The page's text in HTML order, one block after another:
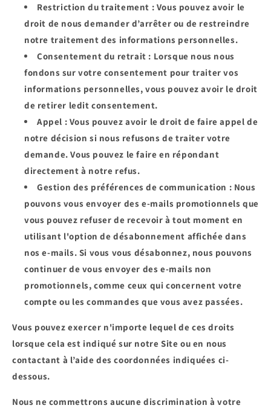
Restriction du traitement : Vous pouvez avoir le
droit de nous demander d’arrêter ou de restreindre
notre traitement des informations personnelles.
Consentement du retrait : Lorsque nous nous
fondons sur votre consentement pour traiter vos
informations personnelles, vous pouvez avoir le droit
de retirer ledit consentement.
Appel : Vous pouvez avoir le droit de faire appel de
notre décision si nous refusons de traiter votre
demande. Vous pouvez le faire en répondant
directement à notre refus.
Gestion des préférences de communication : Nous
pouvons vous envoyer des e-mails promotionnels que
vous pouvez refuser de recevoir à tout moment en
utilisant l'option de désabonnement affichée dans
nos e-mails. Si vous vous désabonnez, nous pouvons
continuer de vous envoyer des e-mails non
promotionnels, comme ceux qui concernent votre
compte ou les commandes que vous avez passées.
Vous pouvez exercer n'importe lequel de ces droits
lorsque cela est indiqué sur notre Site ou en nous
contactant à l’aide des coordonnées indiquées ci-
dessous.
Nous ne commettrons aucune discrimination à votre